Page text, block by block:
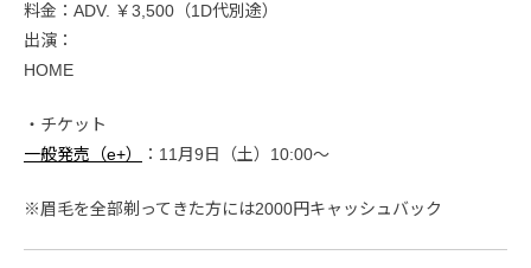
料金：ADV. ￥3,500（1D代別途）
出演：
HOME
・チケット
一般発売（e+）
：11月9日（土）10:00〜
※眉毛を全部剃ってきた方には2000円キャッシュバック